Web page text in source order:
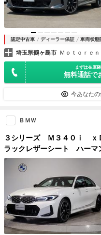
認定中古車 ディーラー保証 車両状態
埼玉県鶴ヶ島市
まずは在庫
無料通話で
今あなたの
ＢＭＷ
３シリーズ Ｍ３４０ｉ
ラックレザーシート ハー
メラ シートヒーター フル
イ ヘッドアップディスプ
ンチＡＷホイール